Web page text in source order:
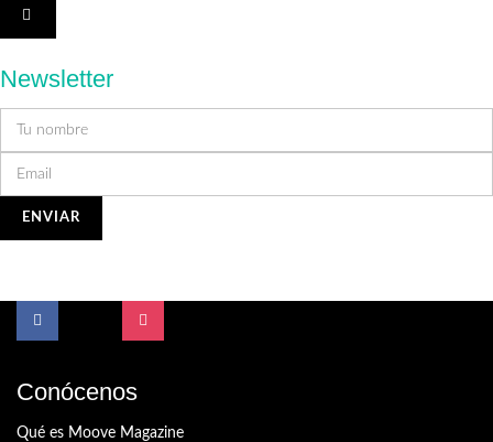
Newsletter
Conócenos
Qué es Moove Magazine